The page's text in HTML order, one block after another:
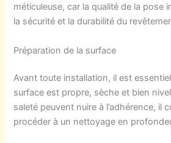
méticuleuse, car la qualité de la pose
la sécurité et la durabilité du
Préparation de la surface
Avant toute installation, il est essentiel
surface est propre, sèche et bien
saleté peuvent nuire à l’adhérence, il
procéder à un nettoyage en